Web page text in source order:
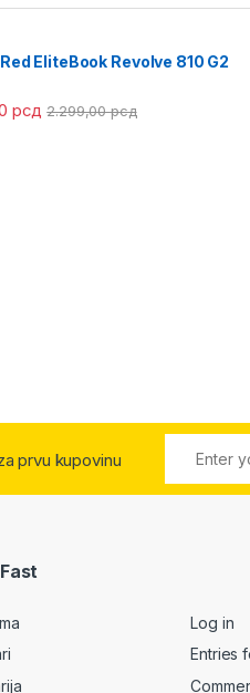
EliteBook Revolve 810 G2
рсд 2.299,00рсд
prvu kupovinu
Log in
Entries